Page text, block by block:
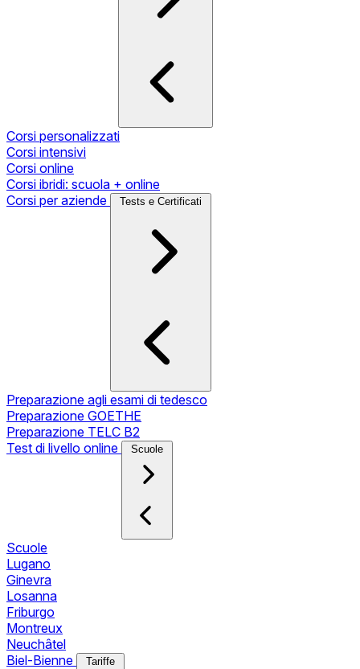
Corsi personalizzati
Corsi intensivi
Corsi online
Corsi ibridi: scuola + online
Corsi per aziende
Tests e Certificati
Preparazione agli esami di tedesco
Preparazione GOETHE
Preparazione TELC B2
Test di livello online
Scuole
Scuole
Lugano
Ginevra
Losanna
Friburgo
Montreux
Neuchâtel
Biel-Bienne
Tariffe